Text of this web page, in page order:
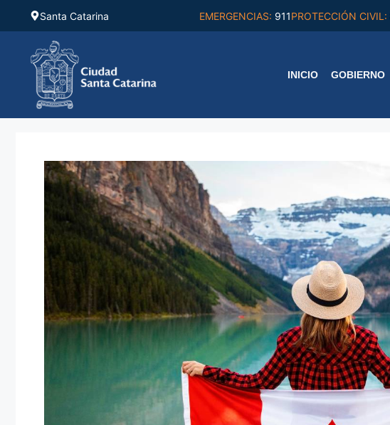
Saltar
contenido
Santa Catarina EMERGENCIAS: 911PROTECCIÓN CIVIL:
INICIO GOBIERNO